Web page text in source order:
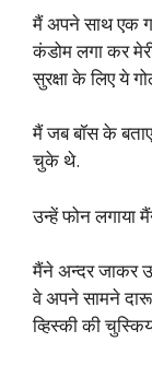
मैं अपने साथ एक
कंडोम लगा कर
सुरक्षा के लिए ये
मैं जब बॉस के
चुके थे.
उन्हें फोन लगाया
मैंने अन्दर जाकर
वे अपने सामने
व्हिस्की की